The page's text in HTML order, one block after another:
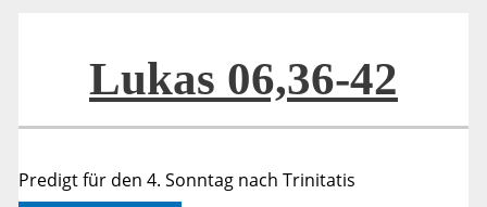
Lukas 06,36-42
Predigt für den 4. Sonntag nach Trinitatis